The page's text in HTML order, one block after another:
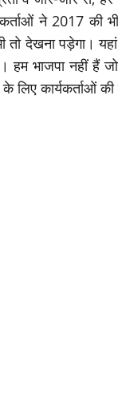
ने 2017 की
देखना पड़ेगा।
है। हम भाजपा
के लिए कार्यकर्ताओं